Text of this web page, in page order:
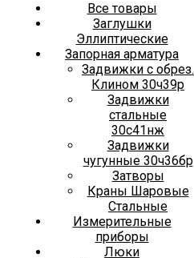
Все товары
Заглушки
Эллиптические
Запорная арматура
Задвижки с обрез.
Клином 30ч39р
Задвижки
стальные
30с41нж
Задвижки
чугунные 30ч36бр
Затворы
Краны Шаровые
Стальные
Измерительные
приборы
Люки